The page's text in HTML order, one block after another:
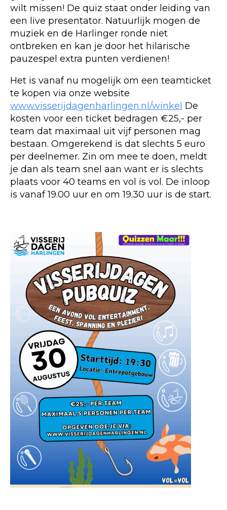
wilt missen! De quiz staat onder leiding van
een live presentator. Natuurlijk mogen de
muziek en de Harlinger ronde niet
ontbreken en kan je door het hilarische
pauzespel extra punten verdienen!
Het is vanaf nu mogelijk om een teamticket
te kopen via onze website
www.visserijdagenharlingen.nl/winkel De
kosten voor een ticket bedragen €25,- per
team dat maximaal uit vijf personen mag
bestaan. Omgerekend is dat slechts 5 euro
per deelnemer. Zin om mee te doen, meldt
je dan als team snel aan want er is slechts
plaats voor 40 teams en vol is vol. De inloop
is vanaf 19.00 uur en om 19.30 uur is de start.